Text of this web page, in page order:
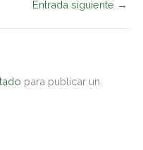
Entrada siguiente →
para publicar un